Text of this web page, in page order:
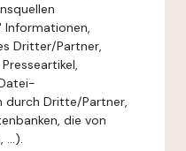
Dritter/Partner,
durch Dritte/Partner,
die von
...).